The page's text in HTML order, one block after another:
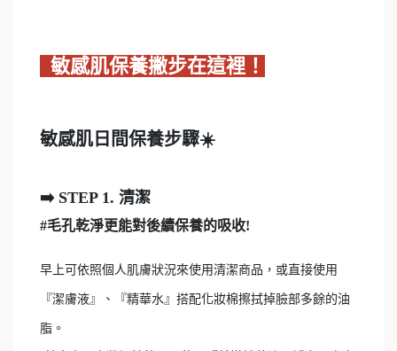
敏感肌保養撇步在這裡！
敏感肌日間保養步驟☀️
➡️️ STEP 1. 清潔
#毛孔乾淨更能對後續保養的吸收!
早上可依照個人肌膚狀況來使用清潔商品，或直接使用
『潔膚液』、『精華水』搭配化妝棉擦拭掉臉部多餘的油
脂。